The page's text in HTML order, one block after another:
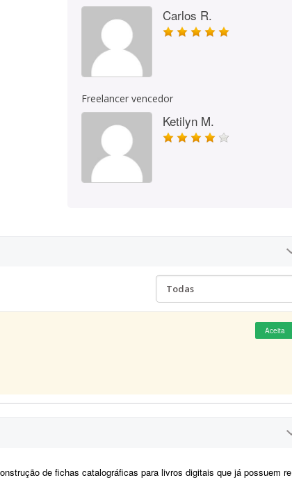
Carlos R.
Freelancer vencedor
Ketilyn M.
Aceita
de fichas catalográficas para livros digitais que já possuem registro no ISBN.